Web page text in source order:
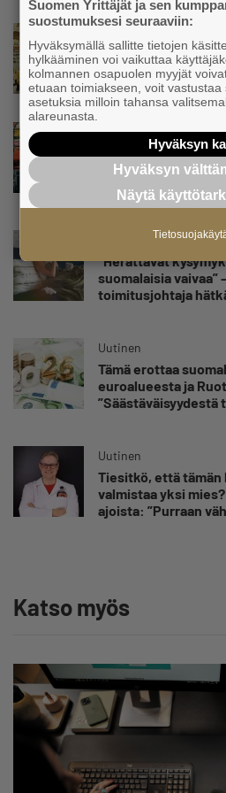
Yrittäjien Mikael
hallitukselle: ”Voi
Uutinen
Matti Korvela on
”Asiakkainani on
Euroopasta kuin
”Herättävät
suomalaisia vaivaa”
toimitusjohtaja
Uutinen
Tämä erottaa
euroalueesta ja
”Säästäväisyydestä
Uutinen
Tiesitkö, että tämän
valmistaa yksi
ajoista: ”Purraan
Katso myös
Suomen Yrittäjät ja sen
suostumuksesi seuraaviin:
Hyväksymällä sallitte tietojen
hylkääminen voi vaikuttaa
kolmannen osapuolen myyjät
etuaan toimiakseen, voit
asetuksia milloin tahansa
alareunasta.
Hyväksyn
Hyväksyn
Näytä